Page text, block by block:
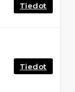
Tiedot
Tiedot